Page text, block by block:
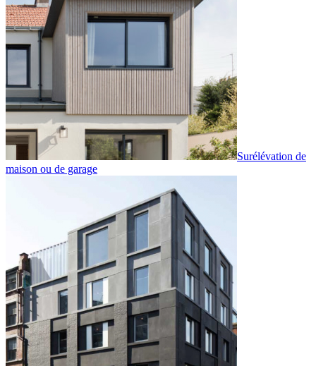
Surélévation de
maison ou de garage